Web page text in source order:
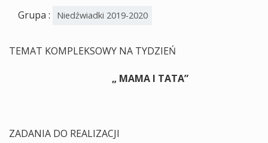
Grupa : Niedźwiadki 2019-2020
TEMAT KOMPLEKSOWY NA TYDZIEŃ
„ MAMA I TATA”
ZADANIA DO REALIZACJI